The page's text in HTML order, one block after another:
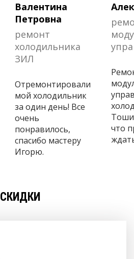
Валентина
Петровна
ремонт
холодильника
ЗИЛ
Отремонтировали
мой холодильник
за один день! Все
очень
понравилось,
спасибо мастеру
Игорю.
что
СКИДКИ